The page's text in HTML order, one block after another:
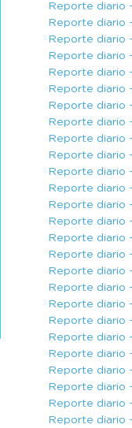
Reporte diario
Reporte diario
Reporte diario
Reporte diario
Reporte diario
Reporte diario
Reporte diario
Reporte diario
Reporte diario
Reporte diario
Reporte diario
Reporte diario
Reporte diario
Reporte diario
Reporte diario
Reporte diario
Reporte diario
Reporte diario
Reporte diario
Reporte diario
Reporte diario
Reporte diario
Reporte diario
Reporte diario
Reporte diario
Reporte diario